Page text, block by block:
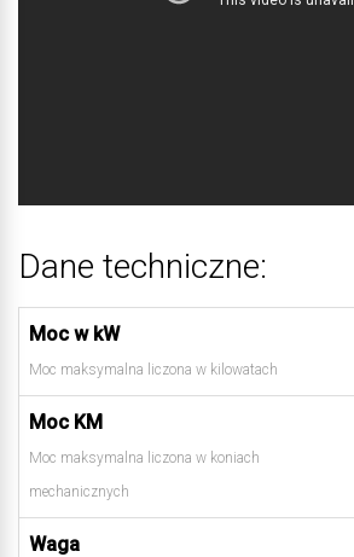
Dane techniczne:
Moc w kW
Moc maksymalna liczona w kilowatach
Moc KM
Moc maksymalna liczona w koniach
mechanicznych
Waga